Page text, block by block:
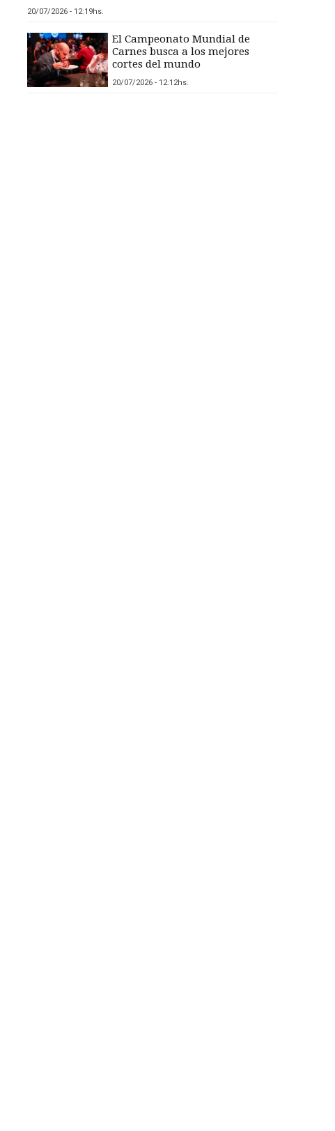
20/07/2026 - 12:19hs.
El Campeonato Mundial de
Carnes busca a los mejores
cortes del mundo
20/07/2026 - 12:12hs.